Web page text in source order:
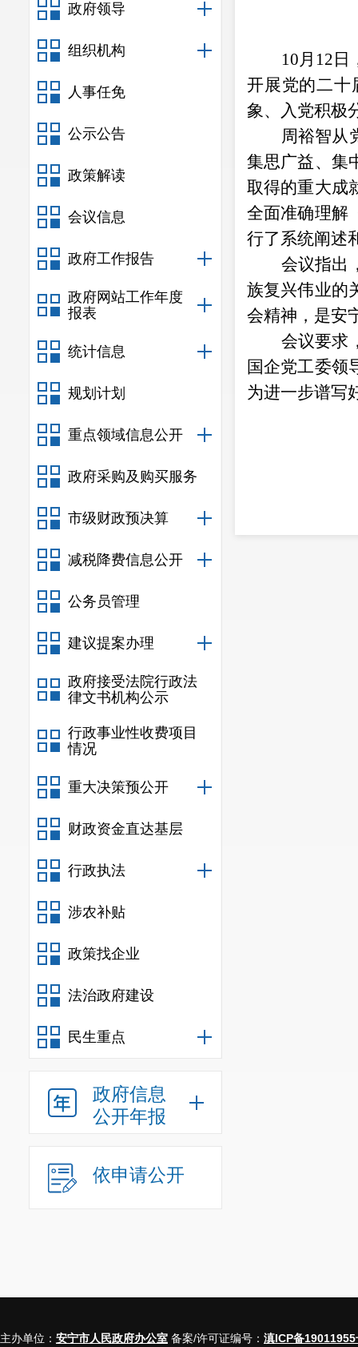
政府领导
组织机构
人事任免
公示公告
政策解读
会议信息
政府工作报告
政府网站工作年度
报表
统计信息
规划计划
重点领域信息公开
政府采购及购买服务
市级财政预决算
减税降费信息公开
公务员管理
建议提案办理
政府接受法院行政法
律文书机构公示
行政事业性收费项目
情况
重大决策预公开
财政资金直达基层
行政执法
涉农补贴
政策找企业
法治政府建设
民生重点
政府信息
公开年报
依申请公开
10月 12 日
开展党的二十
象、入党积极
周裕智从
集思广益、集
取得的重大成
全面准确理解
行了系统阐述
会议指出
族复兴伟业的
会精神，是安
会议要求
国企党工委领
为进一步谱写
主办单位： 安宁市人民政府办公室 备案/许可证编号： 滇ICP备